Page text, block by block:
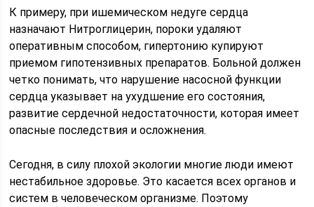
К примеру, при ишемическом недуге сердца
назначают Нитроглицерин, пороки удаляют
оперативным способом, гипертонию купируют
приемом гипотензивных препаратов. Больной должен
четко понимать, что нарушение насосной функции
сердца указывает на ухудшение его состояния,
развитие сердечной недостаточности, которая имеет
опасные последствия и осложнения.
Сегодня, в силу плохой экологии многие люди имеют
нестабильное здоровье. Это касается всех органов и
систем в человеческом организме. Поэтому